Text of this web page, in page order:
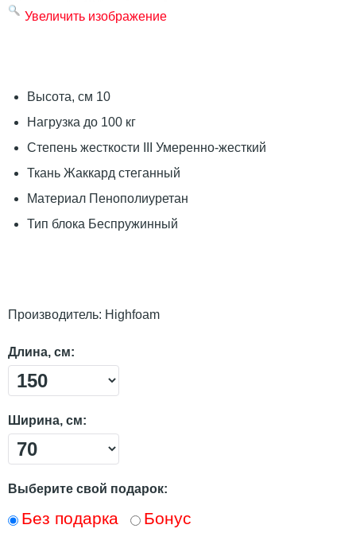
Увеличить изображение
Высота, см 10
Нагрузка до 100 кг
Степень жесткости III Умеренно-жесткий
Ткань Жаккард стеганный
Материал Пенополиуретан
Тип блока Беспружинный
Производитель: Highfoam
Длина, см:
Ширина, см:
Выберите свой подарок:
Без подарка Бонус